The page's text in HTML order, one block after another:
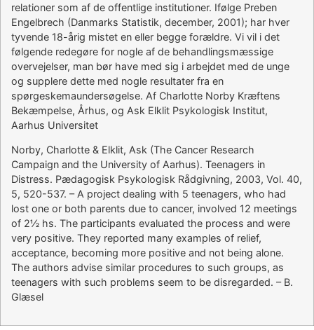
relationer som af de offentlige institutioner. Ifølge Preben
Engelbrech (Danmarks Statistik, december, 2001); har hver
tyvende 18-årig mistet en eller begge forældre. Vi vil i det
følgende redegøre for nogle af de behandlingsmæssige
overvejelser, man bør have med sig i arbejdet med de unge
og supplere dette med nogle resultater fra en
spørgeskemaundersøgelse. Af Charlotte Norby Kræftens
Bekæmpelse, Århus, og Ask Elklit Psykologisk Institut,
Aarhus Universitet
Norby, Charlotte & Elklit, Ask (The Cancer Research
Campaign and the University of Aarhus). Teenagers in
Distress. Pædagogisk Psykologisk Rådgivning, 2003, Vol. 40,
5, 520-537. – A project dealing with 5 teenagers, who had
lost one or both parents due to cancer, involved 12 meetings
of 2½ hs. The participants evaluated the process and were
very positive. They reported many examples of relief,
acceptance, becoming more positive and not being alone.
The authors advise similar procedures to such groups, as
teenagers with such problems seem to be disregarded. – B.
Glæsel